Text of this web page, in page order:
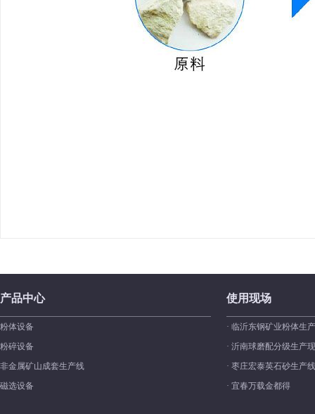
产品中心
粉体设备
粉碎设备
非金属矿山成套生产线
磁选设备
使用现场
· 临沂东钢矿业粉体生
· 沂南球磨配分级生产
· 枣庄宏泰英石砂生产
· 宜春万载金都得